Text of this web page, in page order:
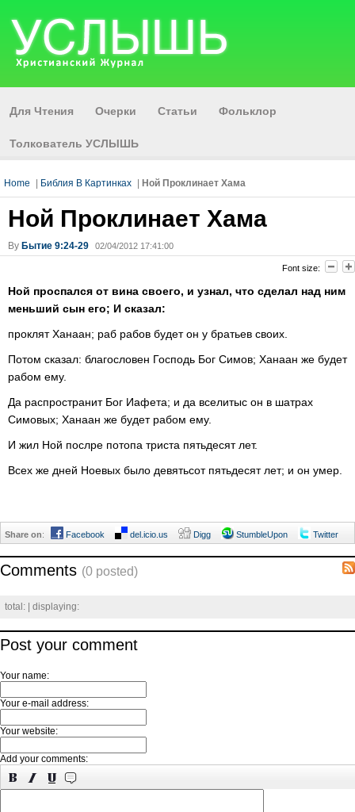
Для Чтения Очерки Статьи Фольклор
Толкователь УСЛЫШЬ
Home Библия В Картинках Ной Проклинает Хама
Ной Проклинает Хама
By Бытие 9:24-29 02/04/2012 17:41:00
Font size:
Ной проспался от вина своего, и узнал, что сделал над ним
меньший сын его; И сказал:
проклят Ханаан; раб рабов будет он у братьев своих.
Потом сказал: благословен Господь Бог Симов; Ханаан же будет
рабом ему.
Да распространит Бог Иафета; и да вселитыс он в шатрах
Симовых; Ханаан же будет рабом ему.
И жил Ной послре потопа триста пятьдесят лет.
Всех же дней Ноевых было девятьсот пятьдесят лет; и он умер.
Share on: Facebook del.icio.us Digg StumbleUpon Twitter
Comments (0 posted)
total: | displaying:
Post your comment
Your name:
Your e-mail address:
Your website:
Add your comments: